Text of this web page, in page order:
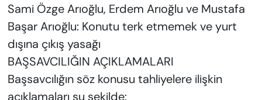
Sami Özge Arıoğlu, Erdem Arıoğlu ve Mustafa
Başar Arıoğlu: Konutu terk etmemek ve yurt
dışına çıkış yasağı
BAŞSAVCILIĞIN AÇIKLAMALARI
Başsavcılığın söz konusu tahliyelere ilişkin
açıklamaları şu şekilde: